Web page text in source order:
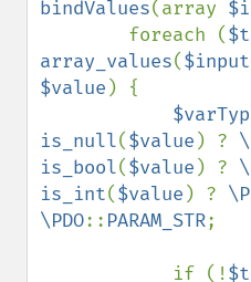
bindValues(array
        foreach (
array_values(
$value ) {
is_null($value ) ?
is_bool($value ) ?
is_int($value ) ?
\PDO:: PARAM_STR;
            if (!